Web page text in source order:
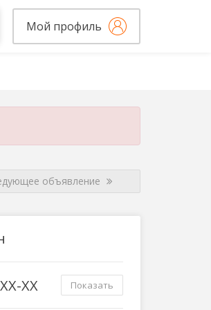
Мой профиль
объявление
XX Показать